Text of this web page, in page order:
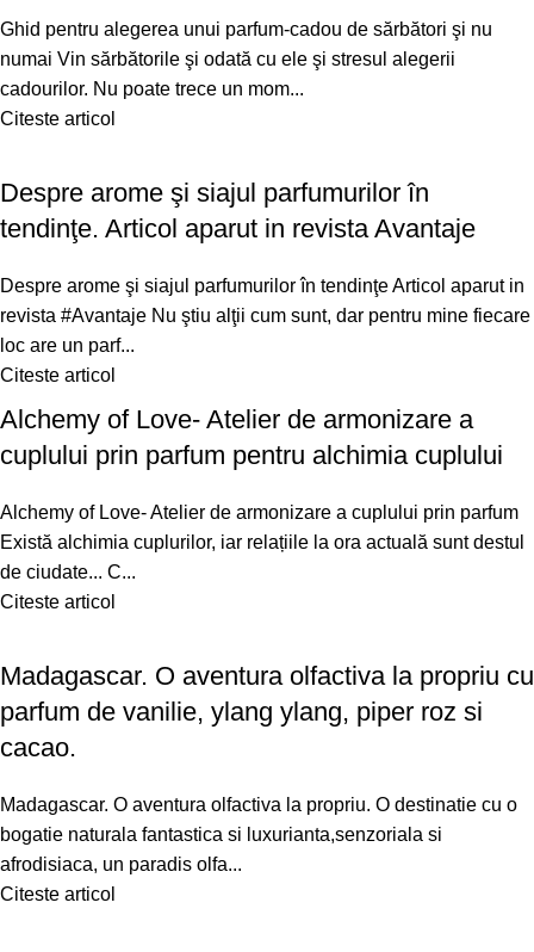
Ghid pentru alegerea unui parfum-cadou de sărbători şi nu
numai Vin sărbătorile şi odată cu ele şi stresul alegerii
cadourilor. Nu poate trece un mom...
Citeste articol
Despre arome şi siajul parfumurilor în
tendinţe. Articol aparut in revista Avantaje
Despre arome şi siajul parfumurilor în tendinţe Articol aparut in
revista #Avantaje Nu ştiu alţii cum sunt, dar pentru mine fiecare
loc are un parf...
Citeste articol
Alchemy of Love- Atelier de armonizare a
cuplului prin parfum pentru alchimia cuplului
Alchemy of Love- Atelier de armonizare a cuplului prin parfum
Există alchimia cuplurilor, iar relațiile la ora actuală sunt destul
de ciudate... C...
Citeste articol
Madagascar. O aventura olfactiva la propriu cu
parfum de vanilie, ylang ylang, piper roz si
cacao.
Madagascar. O aventura olfactiva la propriu. O destinatie cu o
bogatie naturala fantastica si luxurianta,senzoriala si
afrodisiaca, un paradis olfa...
Citeste articol